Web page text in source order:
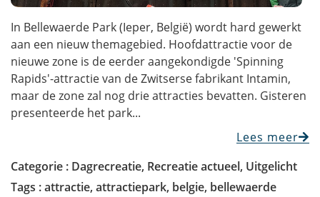
In Bellewaerde Park (Ieper, België) wordt hard gewerkt
aan een nieuw themagebied. Hoofdattractie voor de
nieuwe zone is de eerder aangekondigde 'Spinning
Rapids'-attractie van de Zwitserse fabrikant Intamin,
maar de zone zal nog drie attracties bevatten. Gisteren
presenteerde het park...
Lees meer
Categorie : Dagrecreatie, Recreatie actueel, Uitgelicht
Tags :attractie, attractiepark, belgie, bellewaerde